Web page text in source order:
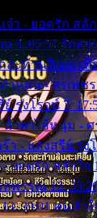
จ๋ว - ยอดรัก สลั
3. 05:57 รักสา
กสะท้านดินสะเ
ำหล่น - ศรเพช
รุ่งโรจน์ 7.
น้ำตาไอ้หนุ่ม -
า - แสงสุรีย์ รุ่ง
ยอดรัก สลักใจ
สุพรรณ 12.
39:01 คนหัว